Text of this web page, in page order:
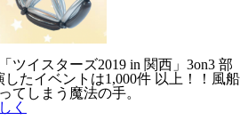
ツイスターズ2019 in 関西」3on3 部
たイベントは1,000件 以上！！風船
てしまう魔法の手。
く